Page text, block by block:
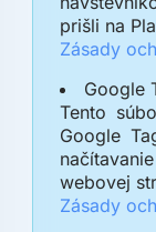
prišli na
Zásady
Google
Tento
Google
webovej
Zásady